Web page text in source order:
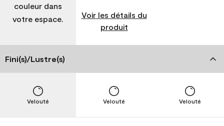
couleur dans
votre espace.
Voir les détails du
produit
Fini(s)/Lustre(s)
Velouté Velouté Velouté